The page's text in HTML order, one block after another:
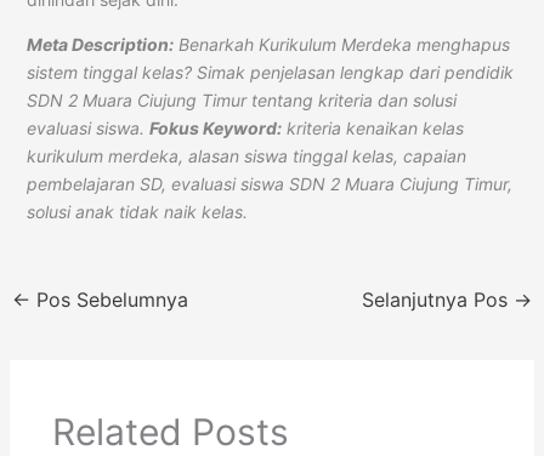
Meta Description:Benarkah Kurikulum Merdeka menghapus
sistem tinggal kelas? Simak penjelasan lengkap dari pendidik
SDN 2 Muara Ciujung Timur tentang kriteria dan solusi
evaluasi siswa. Fokus Keyword:kriteria kenaikan kelas
kurikulum merdeka, alasan siswa tinggal kelas, capaian
pembelajaran SD, evaluasi siswa SDN 2 Muara Ciujung Timur,
solusi anak tidak naik kelas.
← Pos Sebelumnya Selanjutnya Pos →
Related Posts